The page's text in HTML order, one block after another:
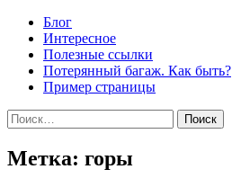
Блог
Интересное
Полезные ссылки
Потерянный багаж. Как быть?
Пример страницы
Найти:
Метка: горы